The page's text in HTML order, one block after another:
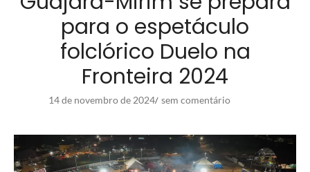
para o espetáculo
folclórico Duelo na
Fronteira 2024
14 de novembro de 2024/ sem comentário